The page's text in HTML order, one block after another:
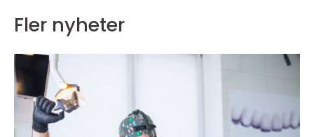
Fler nyheter